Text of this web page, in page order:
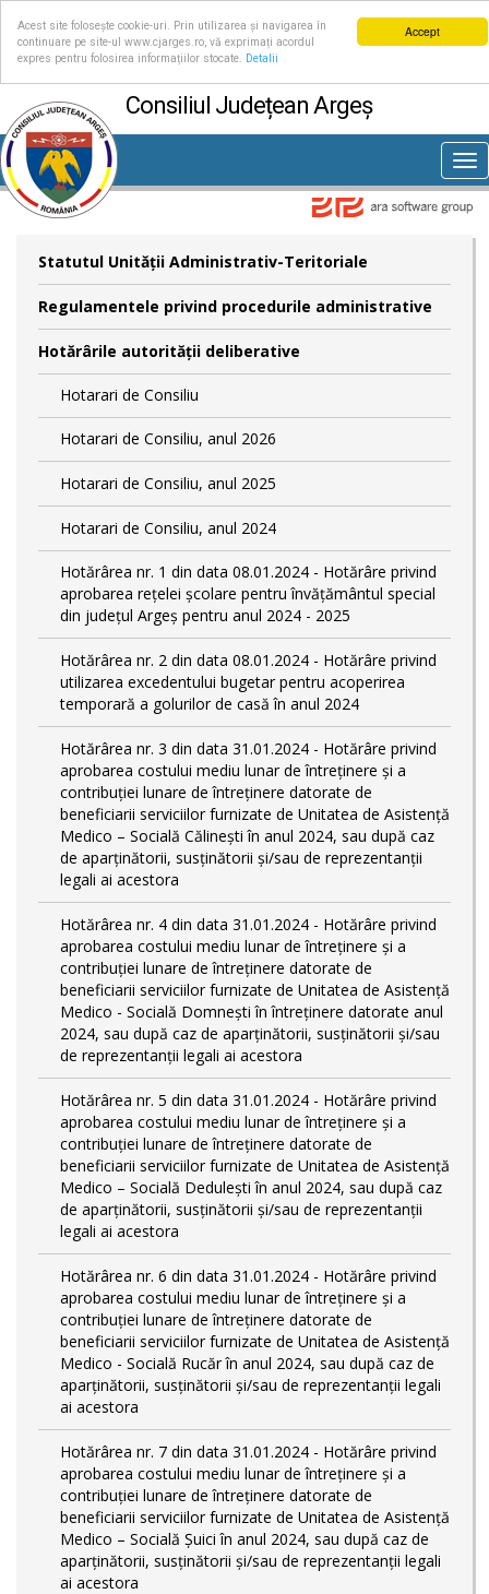
Accept
Acest site folosește cookie-uri. Prin utilizarea și navigarea în
continuare pe site-ul www.cjarges.ro, vă exprimați acordul
expres pentru folosirea informațiilor stocate.
Detalii
Consiliul Județean Argeș
Statutul Unităţii Administrativ-Teritoriale
Regulamentele privind procedurile administrative
Hotărârile autorităţii deliberative
Hotarari de Consiliu
Hotarari de Consiliu, anul 2026
Hotarari de Consiliu, anul 2025
Hotarari de Consiliu, anul 2024
Hotărârea nr. 1 din data 08.01.2024 - Hotărâre privind
aprobarea rețelei școlare pentru învățământul special
din județul Argeș pentru anul 2024 - 2025
Hotărârea nr. 2 din data 08.01.2024 - Hotărâre privind
utilizarea excedentului bugetar pentru acoperirea
temporară a golurilor de casă în anul 2024
Hotărârea nr. 3 din data 31.01.2024 - Hotărâre privind
aprobarea costului mediu lunar de întreținere și a
contribuției lunare de întreținere datorate de
beneficiarii serviciilor furnizate de Unitatea de Asistență
Medico – Socială Călineşti în anul 2024, sau după caz
de aparținătorii, susținătorii și/sau de reprezentanții
legali ai acestora
Hotărârea nr. 4 din data 31.01.2024 - Hotărâre privind
aprobarea costului mediu lunar de întreținere și a
contribuției lunare de întreținere datorate de
beneficiarii serviciilor furnizate de Unitatea de Asistență
Medico - Socială Domnești în întreținere datorate anul
2024, sau după caz de aparținătorii, susținătorii și/sau
de reprezentanții legali ai acestora
Hotărârea nr. 5 din data 31.01.2024 - Hotărâre privind
aprobarea costului mediu lunar de întreținere și a
contribuției lunare de întreținere datorate de
beneficiarii serviciilor furnizate de Unitatea de Asistență
Medico – Socială Dedulești în anul 2024, sau după caz
de aparținătorii, susținătorii și/sau de reprezentanții
legali ai acestora
Hotărârea nr. 6 din data 31.01.2024 - Hotărâre privind
aprobarea costului mediu lunar de întreținere și a
contribuției lunare de întreținere datorate de
beneficiarii serviciilor furnizate de Unitatea de Asistență
Medico - Socială Rucăr în anul 2024, sau după caz de
aparținătorii, susținătorii și/sau de reprezentanții legali
ai acestora
Hotărârea nr. 7 din data 31.01.2024 - Hotărâre privind
aprobarea costului mediu lunar de întreținere și a
contribuției lunare de întreținere datorate de
beneficiarii serviciilor furnizate de Unitatea de Asistență
Medico – Socială Șuici în anul 2024, sau după caz de
aparținătorii, susținătorii și/sau de reprezentanții legali
ai acestora